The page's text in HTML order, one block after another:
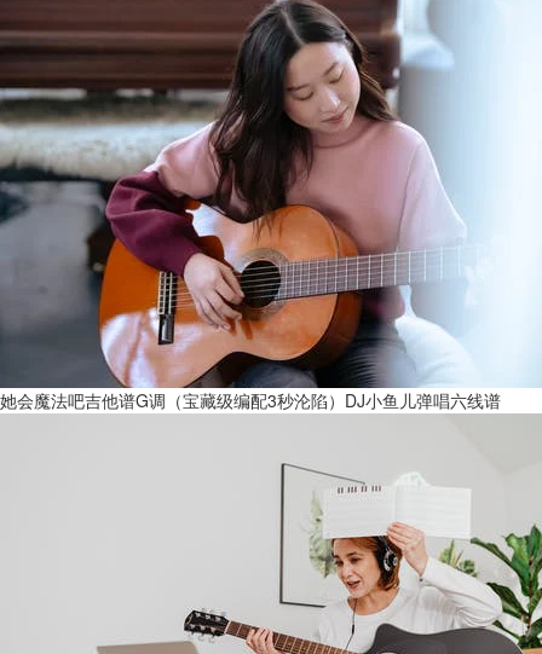
她会魔法吧吉他谱G调（宝藏级编配3秒沦陷）DJ小鱼儿弹唱六线谱